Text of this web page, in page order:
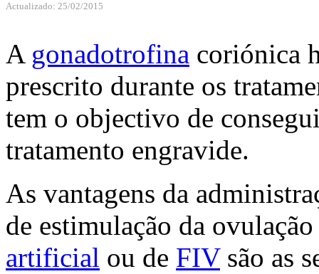
Actualizado: 25/02/2015
A gonadotrofina coriónica
prescrito durante os
tem o objectivo de
tratamento engravide.
As vantagens da
de estimulação da
artificial ou de FIVsão as